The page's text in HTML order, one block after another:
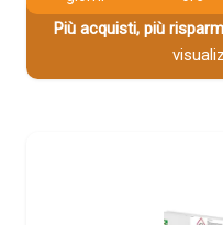
Più acquisti, più